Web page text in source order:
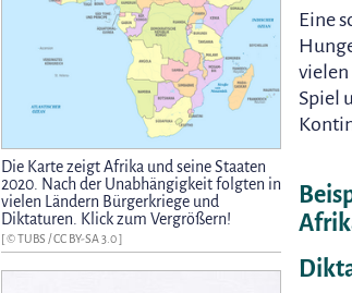
Die Karte zeigt Afrika und seine Staaten
2020. Nach der Unabhängigkeit folgten in
vielen Ländern Bürgerkriege und
Diktaturen. Klick zum Vergrößern!
[ ©TUBS /CC BY-SA 3.0]
Eine
vielen
Spiel